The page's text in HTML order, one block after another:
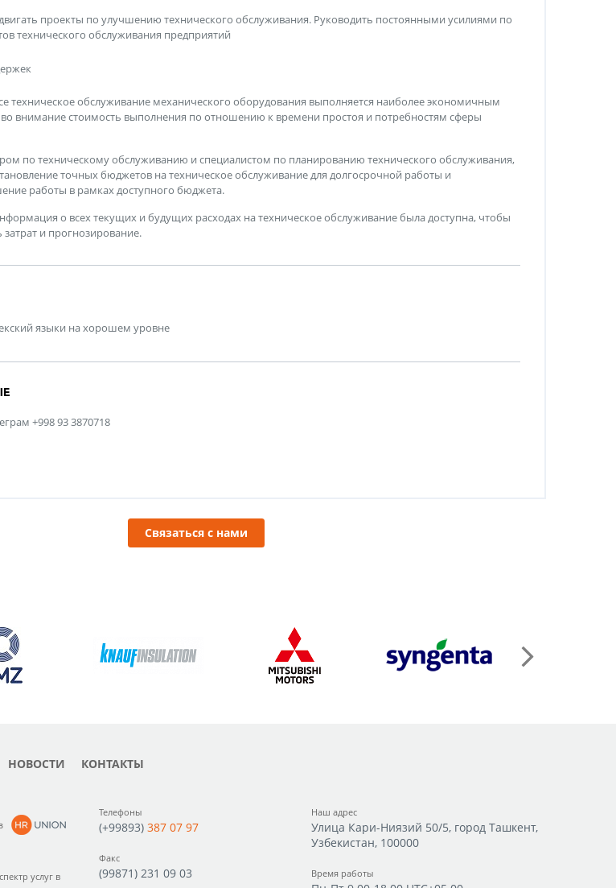
проекты по улучшению технического обслуживания. Руководить постоянными усилиями по
технического обслуживания предприятий
техническое обслуживание механического оборудования выполняется наиболее экономичным
внимание стоимость выполнения по отношению к времени простоя и потребностям сферы
по техническому обслуживанию и специалистом по планированию технического обслуживания,
точных бюджетов на техническое обслуживание для долгосрочной работы и
работы в рамках доступного бюджета.
о всех текущих и будущих расходах на техническое обслуживание была доступна, чтобы
и прогнозирование.
языки на хорошем уровне
+998 93 3870718
Связаться с нами
НОВОСТИ КОНТАКТЫ
услуг в
Телефоны
(+99893)387 07 97
Факс
(99871) 231 09 03
Наш адрес
Улица Кари-Ниязий 50/5, город Ташкент,
Узбекистан, 100000
Время работы